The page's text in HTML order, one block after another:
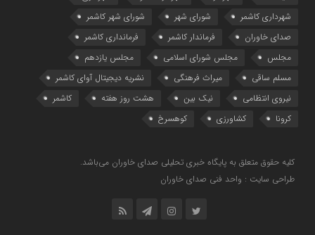
شهرداری کاشمر
شورای شهر
شورای شهر کاشمر
صدای خاوران
فرماندار کاشمر
فرمانداری کاشمر
مجلس
مجلس شورای اسلامی
مجلس یازدهم
مسلم ساقی
میراث فرهنگی
نشریه دیجیتال آوای کاشمر
نیروی انتظامی
نیک بین هشت روز هفته
کاشمر
کرونا
کشاورزی کوهسرخ
کلیه حقوق متعلق به پایگاه خبری تحلیلی صدای خاوران می‌باشد.
طراحی سایت : واحد فنی صدای خاوران